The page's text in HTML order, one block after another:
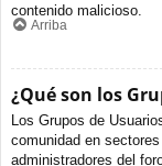
contenido malicioso.
Arriba
¿Qué son los
Los Grupos de
comunidad en
administradores del